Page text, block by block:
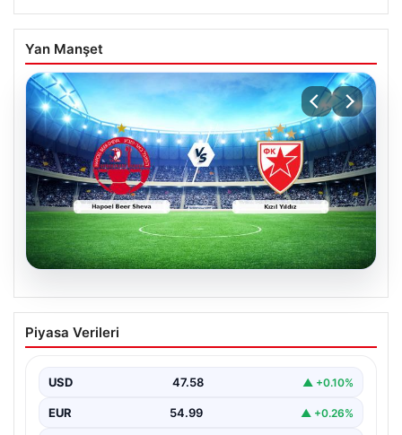
Yan Manşet
04.08.2026
CANLI | Hapoel Beer Sheva – Kızıl Yıldız
Canlı Maç Anlatımı
Piyasa Verileri
USD 47.58 ▲ +0.10%
EUR 54.99 ▲ +0.26%